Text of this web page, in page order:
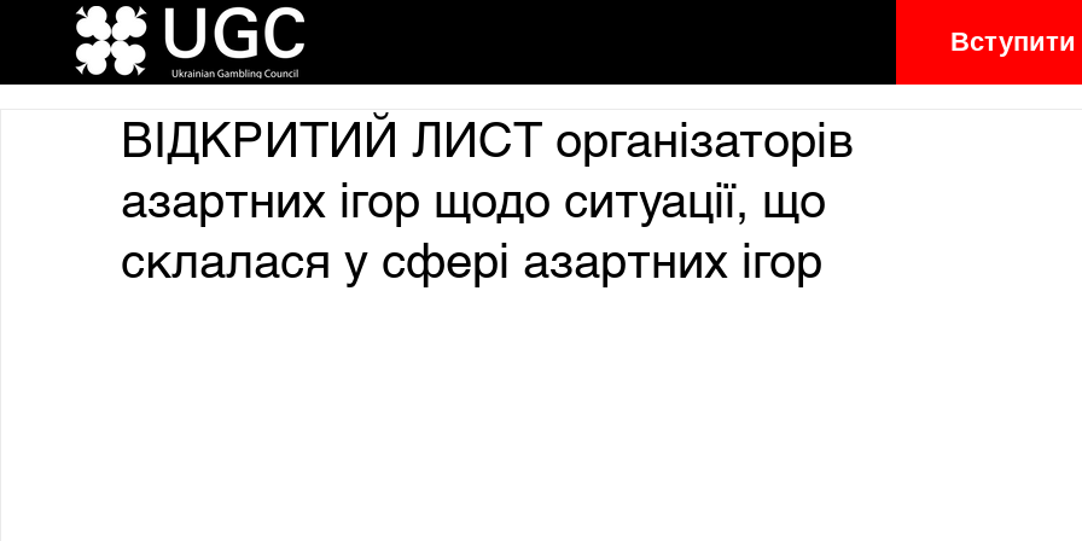
Вступити
ВІДКРИТИЙ ЛИСТ організаторів
азартних ігор щодо ситуації, що
склалася у сфері азартних ігор